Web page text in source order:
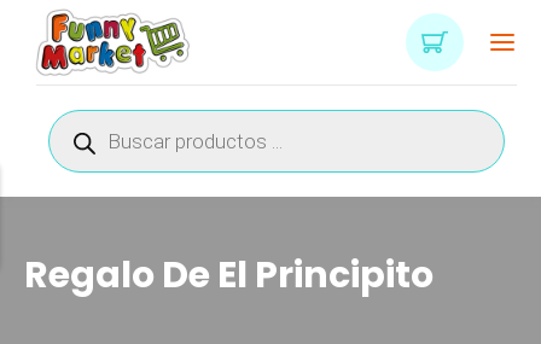
Búsqueda
de
productos
Regalo De El Principito